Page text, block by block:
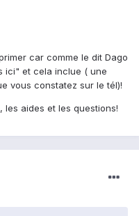
car comme le dit Dago
ici" et cela inclue ( une
vous constatez sur le tél)!
les aides et les questions!